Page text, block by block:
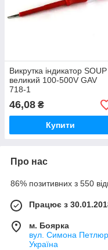
Викрутка індикатор SOUP
великий 100-500V GAV
718-1
46,08 ₴
Купити
Про нас
86% позитивних з 550
Працює з
м. Боярка
вул. Симона
Україна